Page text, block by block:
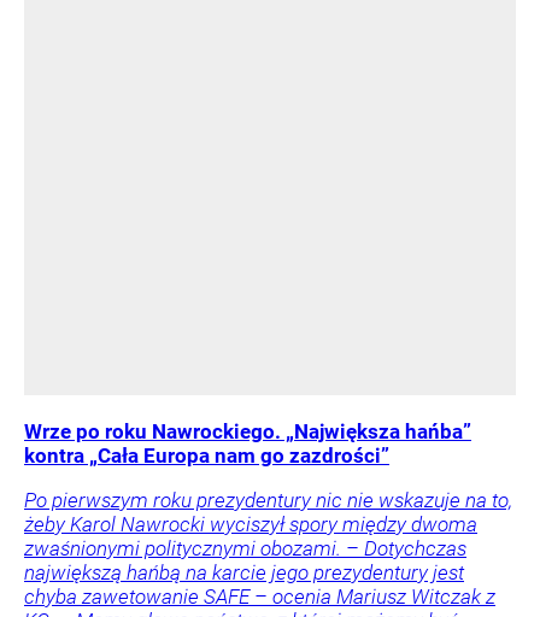
Wrze po roku Nawrockiego. „Największa hańba”
kontra „Cała Europa nam go zazdrości”
Po pierwszym roku prezydentury nic nie wskazuje na to,
żeby Karol Nawrocki wyciszył spory między dwoma
zwaśnionymi politycznymi obozami. – Dotychczas
największą hańbą na karcie jego prezydentury jest
chyba zawetowanie SAFE – ocenia Mariusz Witczak z